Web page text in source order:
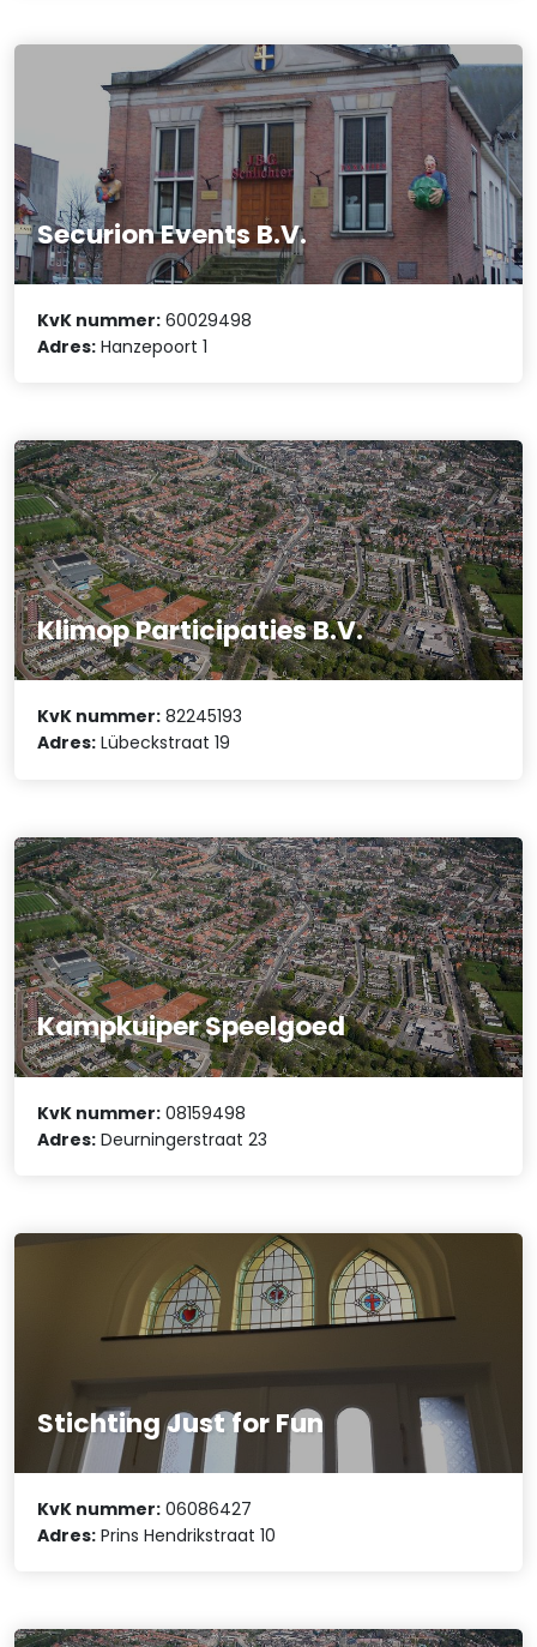
Securion Events B.V.
KvK nummer: 60029498
Adres: Hanzepoort 1
Klimop Participaties B.V.
KvK nummer: 82245193
Adres: Lübeckstraat 19
Kampkuiper Speelgoed
KvK nummer: 08159498
Adres: Deurningerstraat 23
Stichting Just for Fun
KvK nummer: 06086427
Adres: Prins Hendrikstraat 10